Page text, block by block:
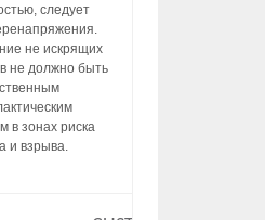
следует
не искрящих
не должно быть
в зонах риска
и взрыва.